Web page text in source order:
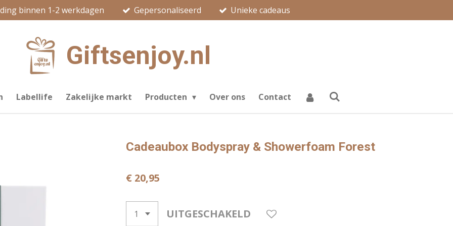
binnen 1-2 werkdagen Gepersonaliseerd Unieke cadeaus
Giftsenjoy.nl
Labellife Zakelijke markt Producten Over ons Contact
Cadeaubox Bodyspray & Showerfoam Forest
€ 20,95
UITGESCHAKELD